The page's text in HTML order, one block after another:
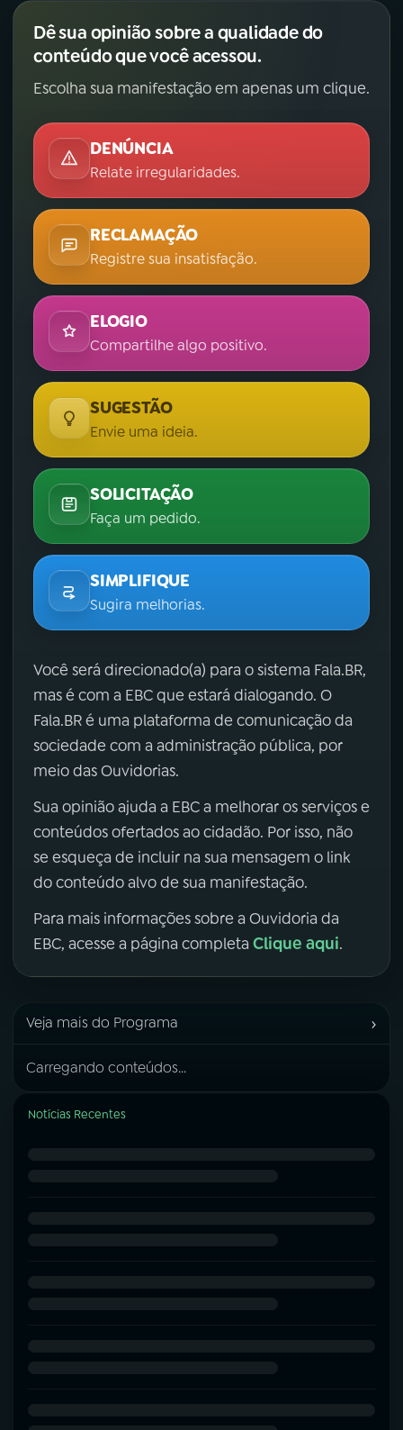
Dê sua opinião sobre a qualidade do
conteúdo que você acessou.
Escolha sua manifestação em apenas um clique.
DENÚNCIA
Relate irregularidades.
RECLAMAÇÃO
Registre sua insatisfação.
ELOGIO
Compartilhe algo positivo.
SUGESTÃO
Envie uma ideia.
SOLICITAÇÃO
Faça um pedido.
SIMPLIFIQUE
Sugira melhorias.
Você será direcionado(a) para o sistema Fala.BR,
mas é com a EBC que estará dialogando. O
Fala.BR é uma plataforma de comunicação da
sociedade com a administração pública, por
meio das Ouvidorias.
Sua opinião ajuda a EBC a melhorar os serviços e
conteúdos ofertados ao cidadão. Por isso, não
se esqueça de incluir na sua mensagem o link
do conteúdo alvo de sua manifestação.
Para mais informações sobre a Ouvidoria da
EBC, acesse a página completa Clique aqui.
Veja mais do Programa ›
Carregando conteúdos...
Notícias Recentes